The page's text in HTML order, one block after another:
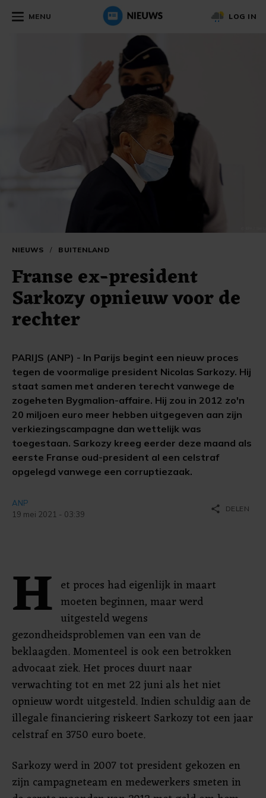
MENU LOG IN
NIEUWS / BUITENLAND
Franse ex-president
Sarkozy opnieuw voor de
rechter
PARIJS (ANP) - In Parijs begint een nieuw proces
tegen de voormalige president Nicolas Sarkozy. Hij
staat samen met anderen terecht vanwege de
zogeheten Bygmalion-affaire. Hij zou in 2012 zo'n
20 miljoen euro meer hebben uitgegeven aan zijn
verkiezingscampagne dan wettelijk was
toegestaan. Sarkozy kreeg eerder deze maand als
eerste Franse oud-president al een celstraf
opgelegd vanwege een corruptiezaak.
ANP
19 mei 2021 - 03:39
share DELEN
H et proces had eigenlijk in maart
moeten beginnen, maar werd
uitgesteld wegens
gezondheidsproblemen van een van de
beklaagden. Momenteel is ook een betrokken
advocaat ziek. Het proces duurt naar
verwachting tot en met 22 juni als het niet
opnieuw wordt uitgesteld. Indien schuldig aan de
illegale financiering riskeert Sarkozy tot een jaar
celstraf en 3750 euro boete.
Sarkozy werd in 2007 tot president gekozen en
zijn campagneteam en medewerkers smeten in